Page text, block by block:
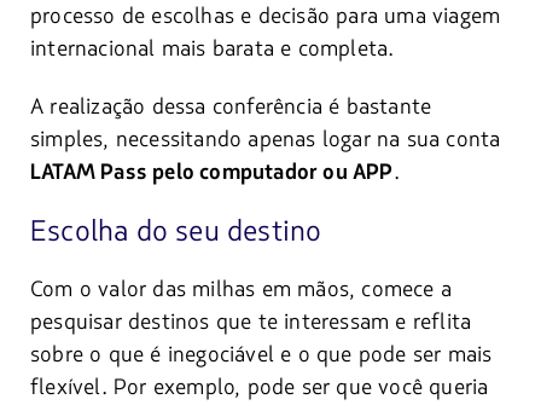
processo de escolhas e decisão para uma viagem
internacional mais barata e completa.
A realização dessa conferência é bastante
simples, necessitando apenas logar na sua conta
LATAM Pass pelo computador ou APP.
Escolha do seu destino
Com o valor das milhas em mãos, comece a
pesquisar destinos que te interessam e reflita
sobre o que é inegociável e o que pode ser mais
flexível. Por exemplo, pode ser que você queria